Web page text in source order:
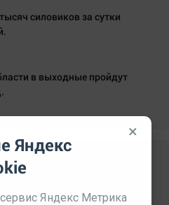
силовиков за сутки
в выходные пройдут
×
Яндекс
Яндекс Метрика